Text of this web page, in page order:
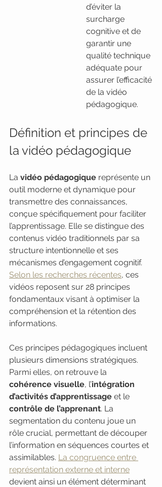
d’éviter la
surcharge
cognitive et de
garantir une
qualité technique
adéquate pour
assurer l’efficacité
de la vidéo
pédagogique.
Définition et principes de
la vidéo pédagogique
La vidéo pédagogique représente un
outil moderne et dynamique pour
transmettre des connaissances,
conçue spécifiquement pour faciliter
l’apprentissage. Elle se distingue des
contenus vidéo traditionnels par sa
structure intentionnelle et ses
mécanismes d’engagement cognitif.
Selon les recherches récentes, ces
vidéos reposent sur 28 principes
fondamentaux visant à optimiser la
compréhension et la rétention des
informations.
Ces principes pédagogiques incluent
plusieurs dimensions stratégiques.
Parmi elles, on retrouve la
cohérence visuelle, l’intégration
d’activités d’apprentissage et le
contrôle de l’apprenant. La
segmentation du contenu joue un
rôle crucial, permettant de découper
l’information en séquences courtes et
assimilables. La congruence entre
représentation externe et interne
devient ainsi un élément déterminant